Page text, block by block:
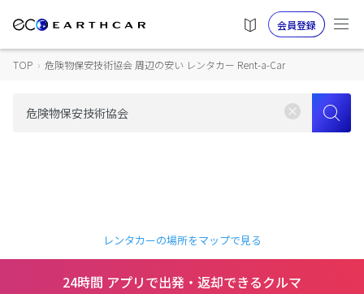
会員登録
TOP › 危険物保安技術協会 周辺の安い レンタカー Rent-a-Car
レンタカーの場所をマップで見る
24時間 アプリで出発・返却できるクルマ